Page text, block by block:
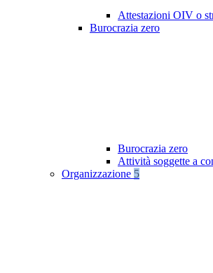
Attestazioni OIV o
Burocrazia zero
Burocrazia zero
Attività soggette a
Organizzazione 5